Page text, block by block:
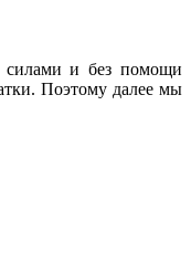
силами и без помощи
Поэтому далее мы